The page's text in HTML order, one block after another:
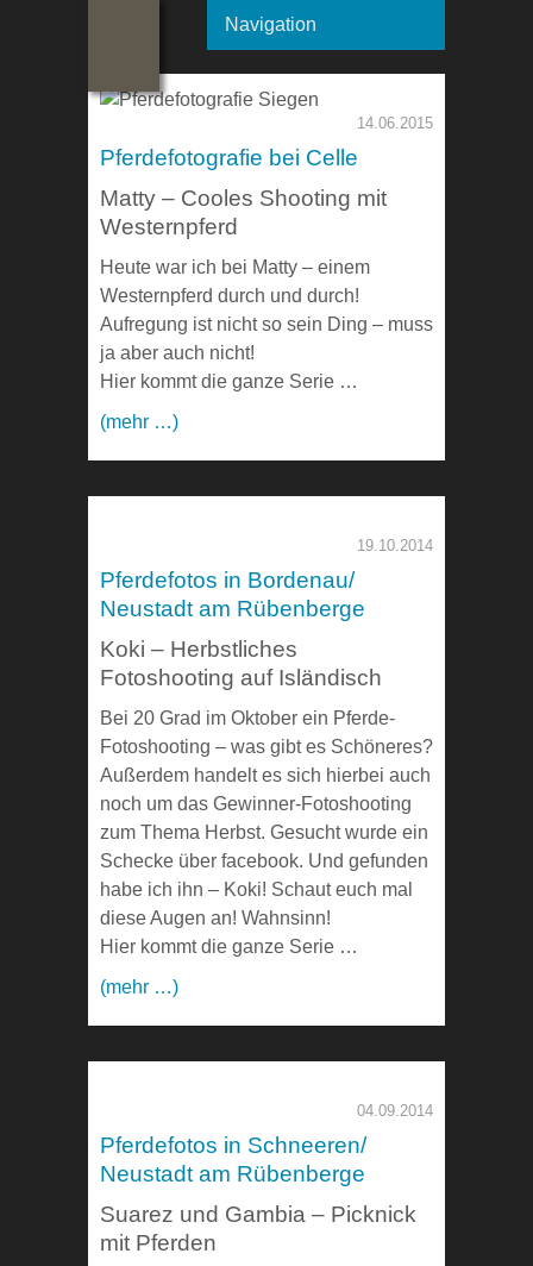
Navigation
14.06.2015
Pferdefotografie bei Celle
Matty – Cooles Shooting mit
Westernpferd
Heute war ich bei Matty – einem
Westernpferd durch und durch!
Aufregung ist nicht so sein Ding – muss
ja aber auch nicht!
Hier kommt die ganze Serie …
(mehr …)
19.10.2014
Pferdefotos in Bordenau/
Neustadt am Rübenberge
Koki – Herbstliches
Fotoshooting auf Isländisch
Bei 20 Grad im Oktober ein Pferde-
Fotoshooting – was gibt es Schöneres?
Außerdem handelt es sich hierbei auch
noch um das Gewinner-Fotoshooting
zum Thema Herbst. Gesucht wurde ein
Schecke über facebook. Und gefunden
habe ich ihn – Koki! Schaut euch mal
diese Augen an! Wahnsinn!
Hier kommt die ganze Serie …
(mehr …)
04.09.2014
Pferdefotos in Schneeren/
Neustadt am Rübenberge
Suarez und Gambia – Picknick
mit Pferden